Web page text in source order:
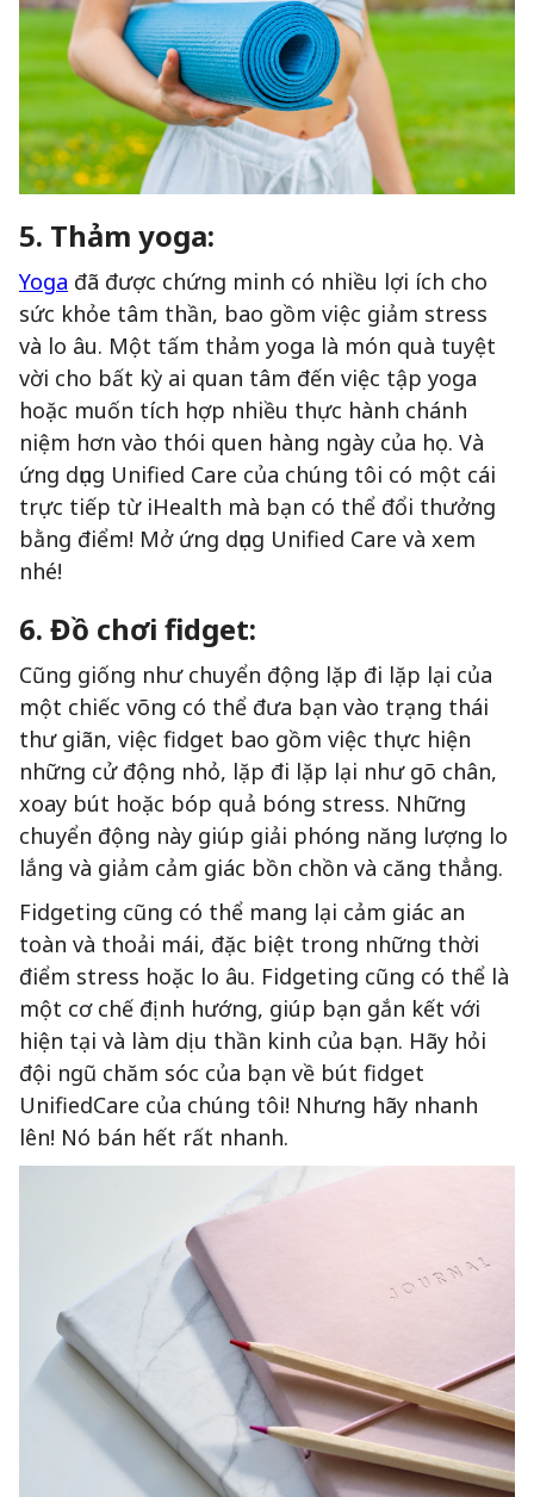
5. Thảm yoga:
Yoga đã được chứng minh có nhiều lợi ích cho
sức khỏe tâm thần, bao gồm việc giảm stress
và lo âu. Một tấm thảm yoga là món quà tuyệt
vời cho bất kỳ ai quan tâm đến việc tập yoga
hoặc muốn tích hợp nhiều thực hành chánh
niệm hơn vào thói quen hàng ngày của họ. Và
ứng dụng Unified Care của chúng tôi có một cái
trực tiếp từ iHealth mà bạn có thể đổi thưởng
bằng điểm! Mở ứng dụng Unified Care và xem
nhé!
6. Đồ chơi fidget:
Cũng giống như chuyển động lặp đi lặp lại của
một chiếc võng có thể đưa bạn vào trạng thái
thư giãn, việc fidget bao gồm việc thực hiện
những cử động nhỏ, lặp đi lặp lại như gõ chân,
xoay bút hoặc bóp quả bóng stress. Những
chuyển động này giúp giải phóng năng lượng lo
lắng và giảm cảm giác bồn chồn và căng thẳng.
Fidgeting cũng có thể mang lại cảm giác an
toàn và thoải mái, đặc biệt trong những thời
điểm stress hoặc lo âu. Fidgeting cũng có thể là
một cơ chế định hướng, giúp bạn gắn kết với
hiện tại và làm dịu thần kinh của bạn. Hãy hỏi
đội ngũ chăm sóc của bạn về bút fidget
UnifiedCare của chúng tôi! Nhưng hãy nhanh
lên! Nó bán hết rất nhanh.